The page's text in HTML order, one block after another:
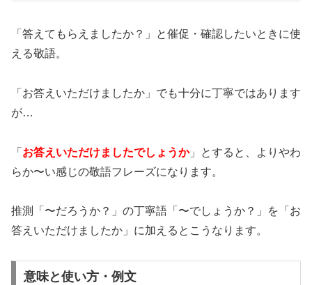
「答えてもらえましたか？」と催促・確認したいときに使
える敬語。
「お答えいただけましたか」でも十分に丁寧ではあります
が…
「 お答えいただけましたでしょうか」とすると、よりやわ
らか〜い感じの敬語フレーズになります。
推測「〜だろうか？」の丁寧語「〜でしょうか？」を「お
答えいただけましたか」に加えるとこうなります。
意味と使い方・例文